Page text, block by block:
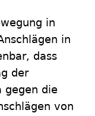
in
in
dass
der
gegen die
von